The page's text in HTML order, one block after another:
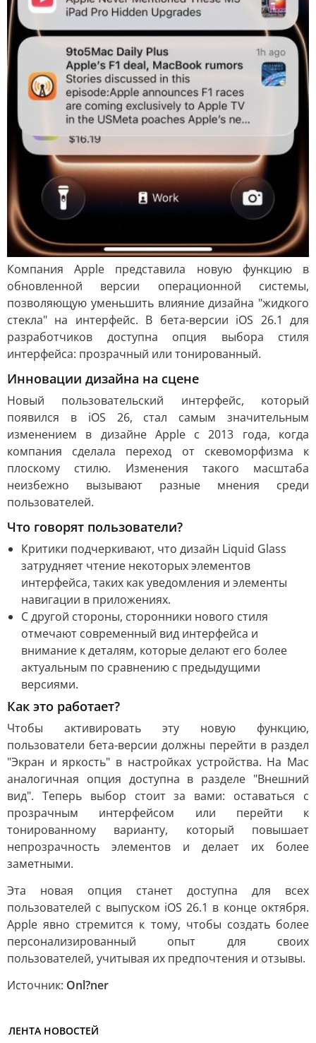
Компания Apple представила новую функцию в
обновленной версии операционной системы,
позволяющую уменьшить влияние дизайна "жидкого
стекла" на интерфейс. В бета-версии iOS 26.1 для
разработчиков доступна опция выбора стиля
интерфейса: прозрачный или тонированный.
Инновации дизайна на сцене
Новый пользовательский интерфейс, который
появился в iOS 26, стал самым значительным
изменением в дизайне Apple с 2013 года, когда
компания сделала переход от скевоморфизма к
плоскому стилю. Изменения такого масштаба
неизбежно вызывают разные мнения среди
пользователей.
Что говорят пользователи?
Критики подчеркивают, что дизайн Liquid Glass
затрудняет чтение некоторых элементов
интерфейса, таких как уведомления и элементы
навигации в приложениях.
С другой стороны, сторонники нового стиля
отмечают современный вид интерфейса и
внимание к деталям, которые делают его более
актуальным по сравнению с предыдущими
версиями.
Как это работает?
Чтобы активировать эту новую функцию,
пользователи бета-версии должны перейти в раздел
"Экран и яркость" в настройках устройства. На Mac
аналогичная опция доступна в разделе "Внешний
вид". Теперь выбор стоит за вами: оставаться с
прозрачным интерфейсом или перейти к
тонированному варианту, который повышает
непрозрачность элементов и делает их более
заметными.
Эта новая опция станет доступна для всех
пользователей с выпуском iOS 26.1 в конце октября.
Apple явно стремится к тому, чтобы создать более
персонализированный опыт для своих
пользователей, учитывая их предпочтения и отзывы.
Источник: Onl?ner
ЛЕНТА НОВОСТЕЙ